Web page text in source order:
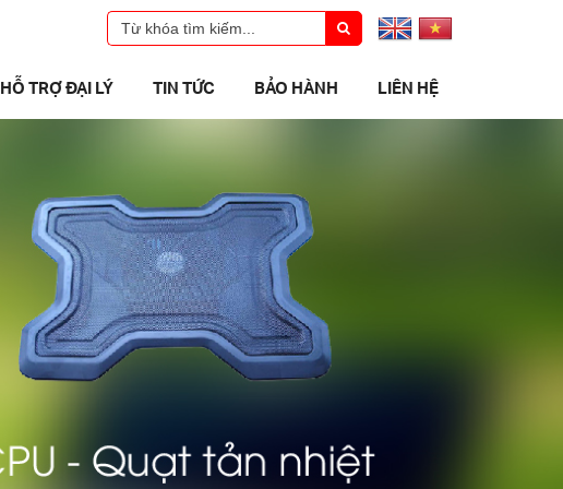
HỖ TRỢ ĐẠI LÝ TIN TỨC BẢO HÀNH LIÊN HỆ